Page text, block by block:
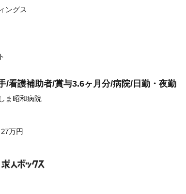
ングス
/看護補助者/賞与3.6ヶ月分/病院/日勤・夜勤
ま昭和病院
万円